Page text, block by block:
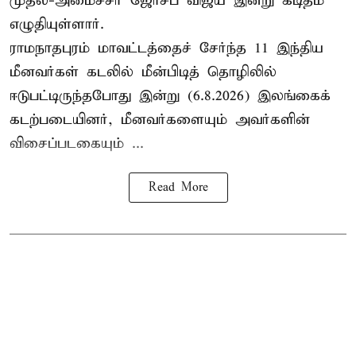
எழுதியுள்ளார்.
ராமநாதபுரம் மாவட்டத்தைச் சேர்ந்த 11 இந்திய
மீனவர்கள் கடலில் மீன்பிடித் தொழிலில்
ஈடுபட்டிருந்தபோது இன்று (6.8.2026) இலங்கைக்
கடற்படையினர், மீனவர்களையும் அவர்களின்
விசைப்படகையும் ...
Read More